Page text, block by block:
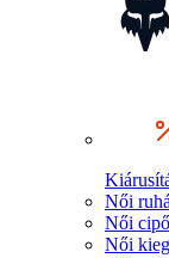
Női
Női
Női